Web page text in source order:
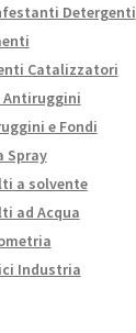
Detergenti
Catalizzatori
Antiruggini
e Fondi
Spray
a solvente
ad Acqua
Industria